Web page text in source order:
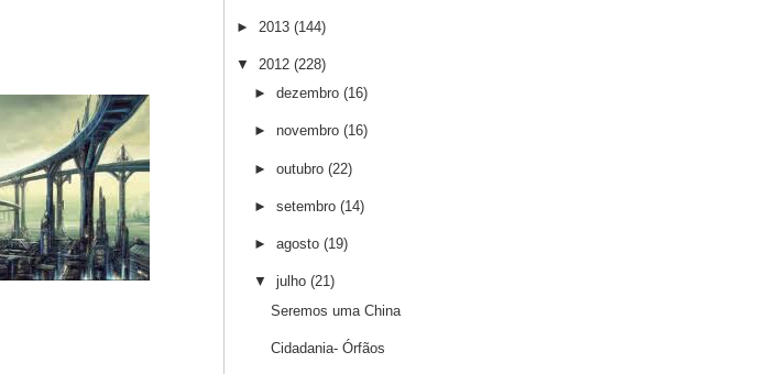
► 2013 (144)
▼ 2012 (228)
► dezembro (16)
► novembro (16)
► outubro (22)
► setembro (14)
► agosto (19)
▼ julho (21)
Seremos uma China
Cidadania- Órfãos